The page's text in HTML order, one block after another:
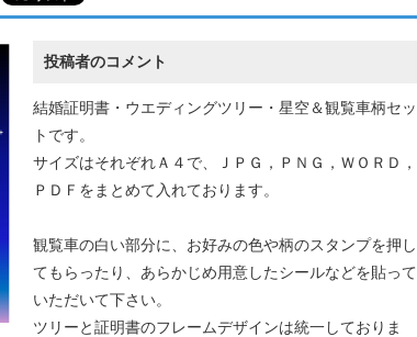
投稿者のコメント
結婚証明書・ウエディングツリー・星空＆観覧車柄セッ
トです。
サイズはそれぞれＡ４で、ＪＰＧ，ＰＮＧ，ＷＯＲＤ，
ＰＤＦをまとめて入れております。
観覧車の白い部分に、お好みの色や柄のスタンプを押し
てもらったり、あらかじめ用意したシールなどを貼って
いただいて下さい。
ツリーと証明書のフレームデザインは統一しておりま